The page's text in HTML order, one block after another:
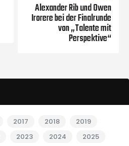
Alexander Rib und Owen
Irorere bei der Finalrunde
von „Talente mit
Perspektive“
2017 2018
2019
2023 2024
2025